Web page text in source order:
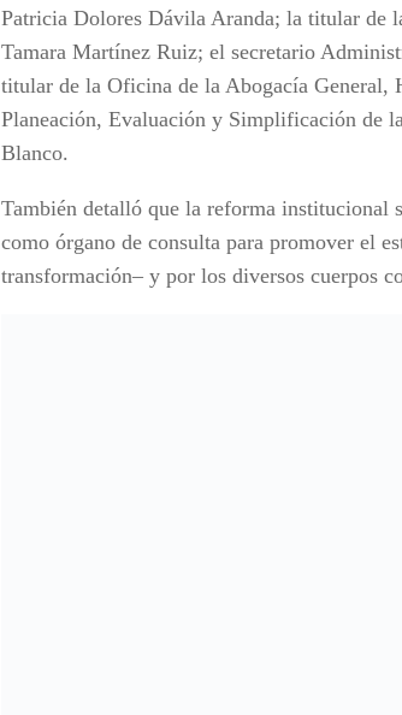
Patricia Dolores Dávila Aranda; la titular de
Tamara Martínez Ruiz; el secretario
titular de la Oficina de la Abogacía General,
Planeación, Evaluación y Simplificación de
Blanco.
También detalló que la reforma institucional
como órgano de consulta para promover el
transformación– y por los diversos cuerpos